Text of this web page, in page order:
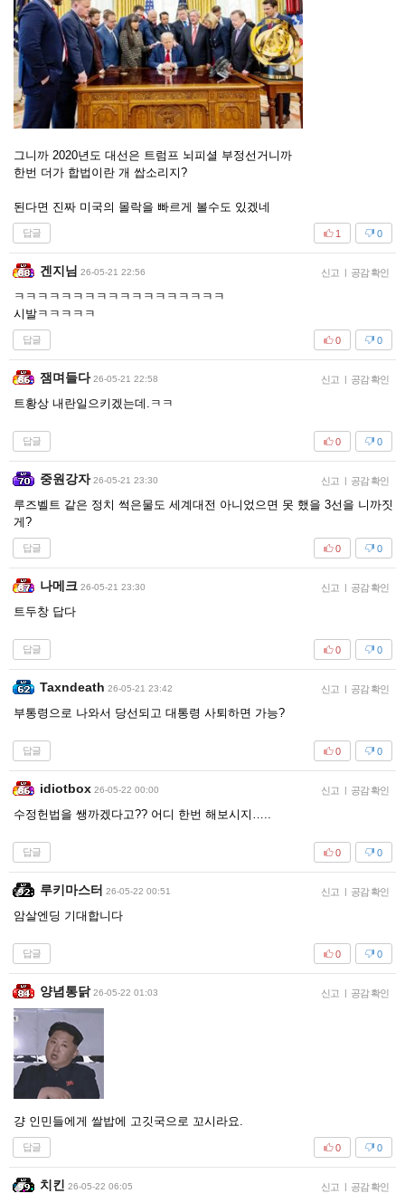
그니까 2020년도 대선은 트럼프 뇌피셜 부정선거니까
한번 더가 합법이란 개 쌉소리지?
된다면 진짜 미국의 몰락을 빠르게 볼수도 있겠네
답글 0
1
겐지님 26-05-21 22:56 신고 공감 확인
ㅋㅋㅋㅋㅋㅋㅋㅋㅋㅋㅋㅋㅋㅋㅋㅋㅋㅋ
시발ㅋㅋㅋㅋㅋ
답글 0
0
잼며들다 26-05-21 22:58 신고 공감 확인
트황상 내란일으키겠는데.ㅋㅋ
답글 0
0
중원강자 26-05-21 23:30 신고 공감 확인
루즈벨트 같은 정치 썩은물도 세계대전 아니었으면 못 했을 3선을 니까짓
게?
답글 0
0
나메크 26-05-21 23:30 신고 공감 확인
트두창 답다
답글 0
0
Taxndeath 26-05-21 23:42 신고 공감 확인
부통령으로 나와서 당선되고 대통령 사퇴하면 가능?
답글 0
0
idiotbox 26-05-22 00:00 신고 공감 확인
수정헌법을 쌩까겠다고?? 어디 한번 해보시지…..
답글 0
0
루키마스터 26-05-22 00:51 신고 공감 확인
암살엔딩 기대합니다
답글 0
0
양념통닭 26-05-22 01:03 신고 공감 확인
걍 인민들에게 쌀밥에 고깃국으로 꼬시라요.
답글 0
0
치킨 26-05-22 06:05 신고 공감 확인